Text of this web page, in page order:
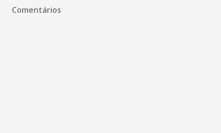
Comentários